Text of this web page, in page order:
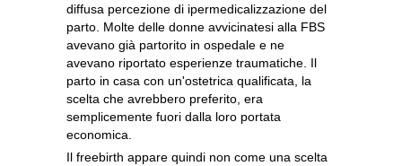
diffusa percezione di ipermedicalizzazione del
parto. Molte delle donne avvicinatesi alla FBS
avevano già partorito in ospedale e ne
avevano riportato esperienze traumatiche. Il
parto in casa con un'ostetrica qualificata, la
scelta che avrebbero preferito, era
semplicemente fuori dalla loro portata
economica.
Il freebirth appare quindi non come una scelta